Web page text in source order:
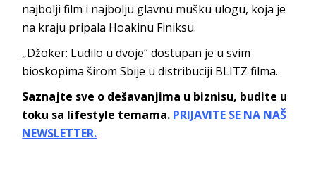
najbolji film i najbolju glavnu mušku ulogu, koja je
na kraju pripala Hoakinu Finiksu.
„Džoker: Ludilo u dvoje“ dostupan je u svim
bioskopima širom Sbije u distribuciji BLITZ filma.
Saznajte sve o dešavanjima u biznisu, budite u
toku sa lifestyle temama. PRIJAVITE SE NA NAŠ
NEWSLETTER.